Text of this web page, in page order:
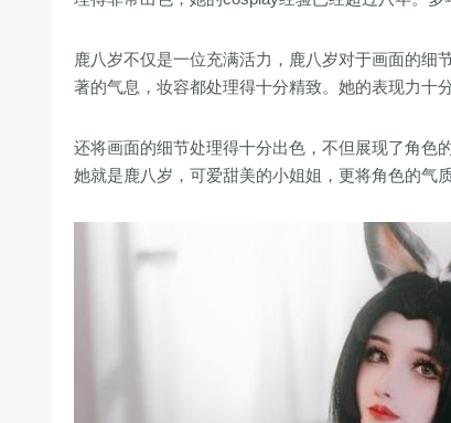
鹿八岁不仅是一位充满活力，鹿八岁对于画面的细
著的气息，妆容都处理得十分精致。她的表现力十
还将画面的细节处理得十分出色，不但展现了角色
她就是鹿八岁，可爱甜美的小姐姐，更将角色的气